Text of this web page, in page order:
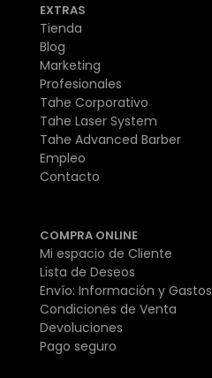
EXTRAS
Tienda
Blog
Marketing
Profesionales
Tahe Corporativo
Tahe Laser System
Tahe Advanced Barber
Empleo
Contacto
COMPRA ONLINE
Mi espacio de Cliente
Lista de Deseos
Envío: Información y Gastos
Condiciones de Venta
Devoluciones
Pago seguro